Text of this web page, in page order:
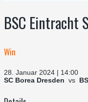
BSC Eintracht
Win
28. Januar 2024 | 14:00
SC Borea Dresden vs